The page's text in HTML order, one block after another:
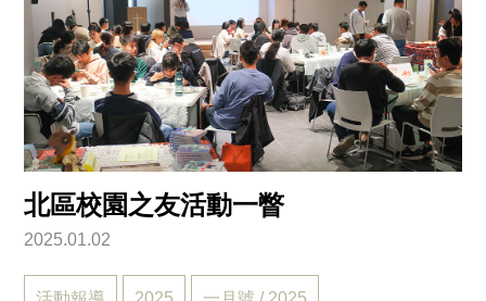
北區校園之友活動一瞥
2025.01.02